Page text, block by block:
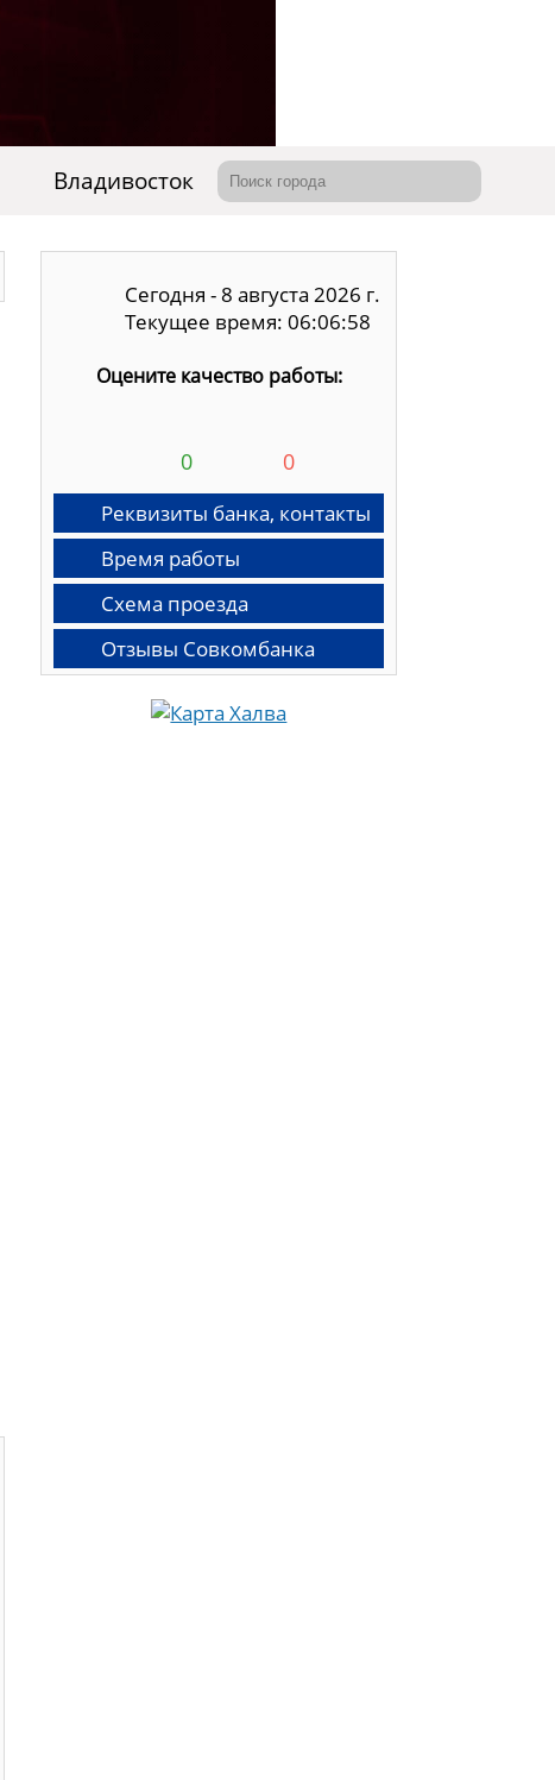
Владивосток
Сегодня - 8 августа 2026 г.
Текущее время: 06:06:59
Оцените качество работы:
0 0
Реквизиты банка, контакты
Время работы
Схема проезда
Отзывы Совкомбанка